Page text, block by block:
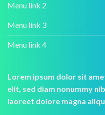
Menu link 2
Menu link 3
Menu link 4
Lorem ipsum dolor sit
elit, sed diam nonummy
laoreet dolore magna